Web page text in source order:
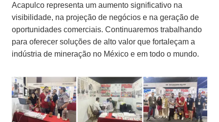
Acapulco representa um aumento significativo na
visibilidade, na projeção de negócios e na geração de
oportunidades comerciais. Continuaremos trabalhando
para oferecer soluções de alto valor que fortaleçam a
indústria de mineração no México e em todo o mundo.